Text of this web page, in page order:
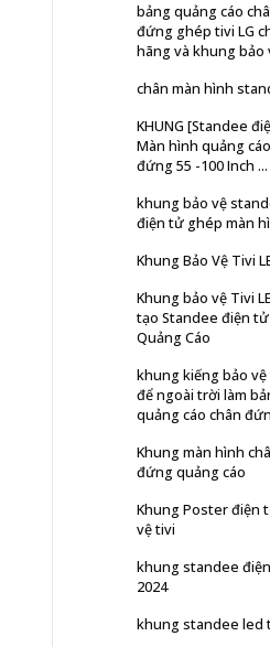
bảng quảng cáo
đứng ghép tivi LG
hãng và khung bảo
chân màn hình
KHUNG [Standee
Màn hình quảng
đứng 55 -100 Inch ...
khung bảo vệ
điện tử ghép màn
Khung Bảo Vệ Tivi
Khung bảo vệ Tivi
tạo Standee điện tử
Quảng Cáo
khung kiếng bảo vệ
để ngoài trời làm
quảng cáo chân
Khung màn hình
đứng quảng cáo
Khung Poster điện
vệ tivi
khung standee
2024
khung standee led